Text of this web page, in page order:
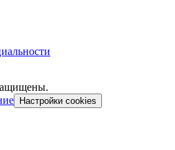
Настройки cookies